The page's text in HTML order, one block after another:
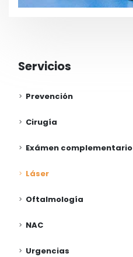
Servicios
Prevención
Cirugía
Exámen complementario
Láser
Oftalmología
NAC
Urgencias